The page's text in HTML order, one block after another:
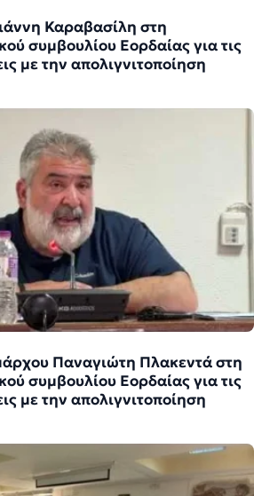
Καραβασίλη στη
συμβουλίου Εορδαίας για τις
με την απολιγνιτοποίηση
Παναγιώτη Πλακεντά στη
συμβουλίου Εορδαίας για τις
με την απολιγνιτοποίηση